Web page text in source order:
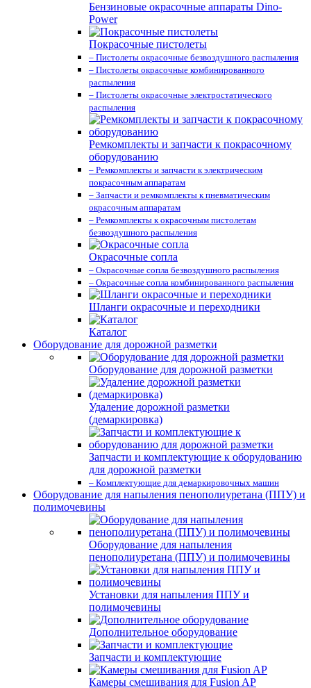
Бензиновые окрасочные аппараты Dino-
Power
Покрасочные пистолеты
– Пистолеты окрасочные безвоздушного распыления
– Пистолеты окрасочные комбинированного
распыления
– Пистолеты окрасочные электростатического
распыления
Ремкомплекты и запчасти к покрасочному
оборудованию
– Ремкомплекты и запчасти к электрическим
покрасочным аппаратам
– Запчасти и ремкомплекты к пневматическим
окрасочным аппаратам
– Ремкомплекты к окрасочным пистолетам
безвоздушного распыления
Окрасочные сопла
– Окрасочные сопла безвоздушного распыления
– Окрасочные сопла комбинированного распыления
Шланги окрасочные и переходники
Каталог
Оборудование для дорожной разметки
Оборудование для дорожной разметки
Удаление дорожной разметки
(демаркировка)
Запчасти и комплектующие к оборудованию
для дорожной разметки
– Комплектующие для демаркировочных машин
Оборудование для напыления пенополиуретана (ППУ) и
полимочевины
Оборудование для напыления
пенополиуретана (ППУ) и полимочевины
Установки для напыления ППУ и
полимочевины
Дополнительное оборудование
Запчасти и комплектующие
Камеры смешивания для Fusion AP